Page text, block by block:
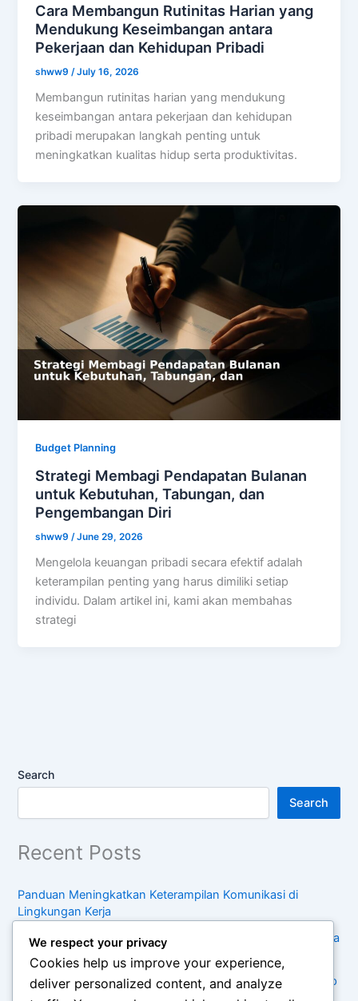
Cara Membangun Rutinitas Harian yang
Mendukung Keseimbangan antara
Pekerjaan dan Kehidupan Pribadi
shww9 /July 16, 2026
Membangun rutinitas harian yang mendukung
keseimbangan antara pekerjaan dan kehidupan
pribadi merupakan langkah penting untuk
meningkatkan kualitas hidup serta produktivitas.
Budget Planning
Strategi Membagi Pendapatan Bulanan
untuk Kebutuhan, Tabungan, dan
Pengembangan Diri
shww9 /June 29, 2026
Mengelola keuangan pribadi secara efektif adalah
keterampilan penting yang harus dimiliki setiap
individu. Dalam artikel ini, kami akan membahas
strategi
Search
Search
Recent Posts
Panduan Meningkatkan Keterampilan Komunikasi di
Lingkungan Kerja
Cara Menyusun Rencana Pengembangan Karier untuk Lima
Tahun Mendatang
Kebiasaan Sederhana untuk Menjaga Keseimbangan Hidup
di Tengah Kesibukan
We respect your privacy
Cookies help us improve your experience,
deliver personalized content, and analyze